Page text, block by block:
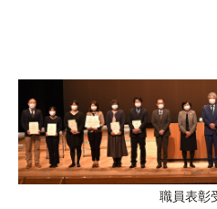
職員表彰